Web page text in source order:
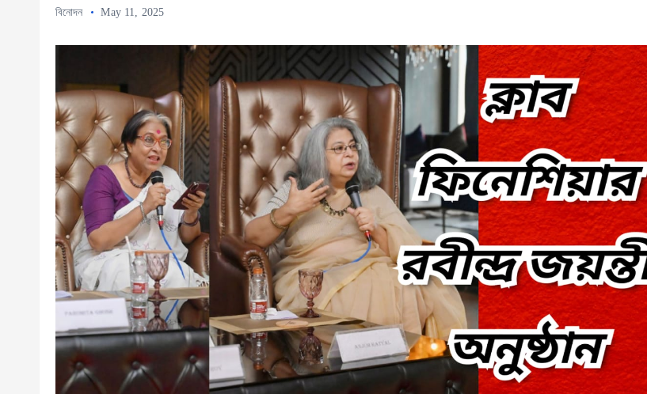
বিনোদন May 11, 2025